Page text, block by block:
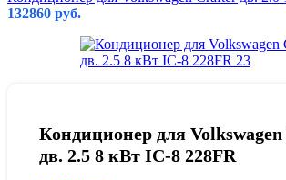
132860 руб.
Кондиционер для
дв. 2.5 8 кВт IC-8 228FR